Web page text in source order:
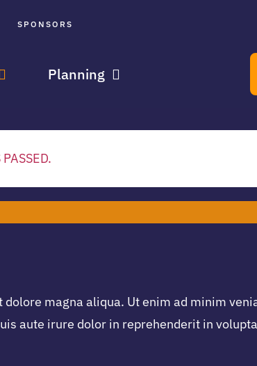
SPONSORS
Planning
magna aliqua. Ut enim ad minim
aute irure dolor in reprehenderit in